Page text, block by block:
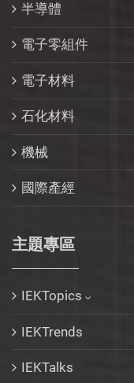
半導體
電子零組件
電子材料
石化材料
機械
國際產經
主題專區
IEKTopics
IEKTrends
IEKTalks